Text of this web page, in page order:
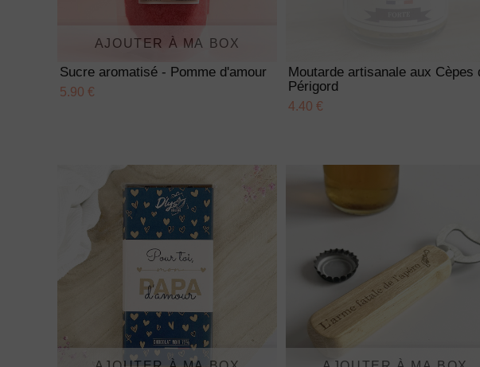
AJOUTER À MA BOX
Sucre aromatisé - Pomme d'amour
5.90 €
Moutarde artisanale aux Cèpes
Périgord
4.40 €